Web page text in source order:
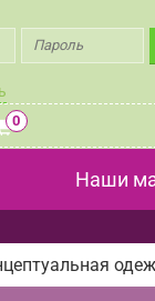
0
Наши